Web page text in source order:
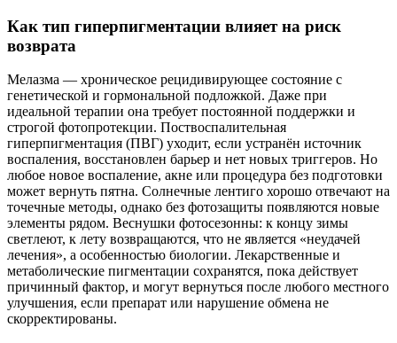
Как тип гиперпигментации влияет на риск
возврата
Мелазма — хроническое рецидивирующее состояние с
генетической и гормональной подложкой. Даже при
идеальной терапии она требует постоянной поддержки и
строгой фотопротекции. Поствоспалительная
гиперпигментация (ПВГ) уходит, если устранён источник
воспаления, восстановлен барьер и нет новых триггеров. Но
любое новое воспаление, акне или процедура без подготовки
может вернуть пятна. Солнечные лентиго хорошо отвечают на
точечные методы, однако без фотозащиты появляются новые
элементы рядом. Веснушки фотосезонны: к концу зимы
светлеют, к лету возвращаются, что не является «неудачей
лечения», а особенностью биологии. Лекарственные и
метаболические пигментации сохранятся, пока действует
причинный фактор, и могут вернуться после любого местного
улучшения, если препарат или нарушение обмена не
скорректированы.